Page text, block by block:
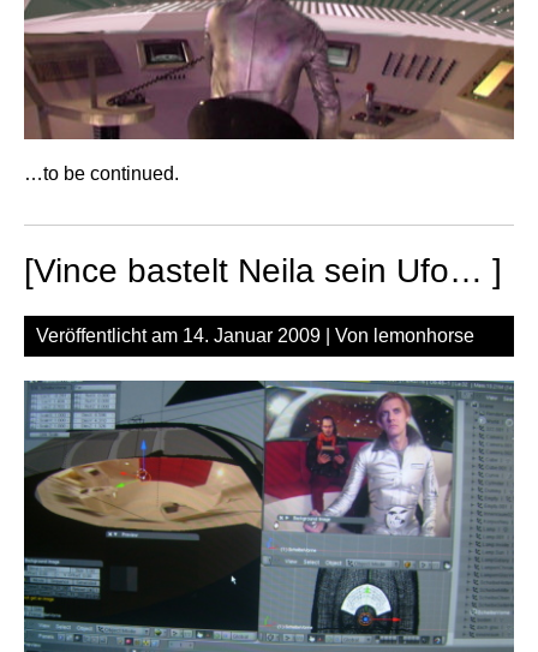
…to be continued.
[Vince bastelt Neila sein Ufo… ]
Veröffentlicht am 14. Januar 2009 | Von lemonhorse